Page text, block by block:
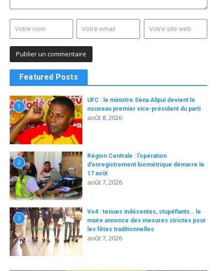
Featured Posts
1
UFC : le ministre Sèna Alipui devient le
nouveau premier vice-président du parti
août 8, 2026
2
Région Centrale : l’opération
d’enregistrement biométrique démarre le
17 août
août 7, 2026
3
Vo4 : tenues indécentes, stupéfiants… le
maire annonce des mesures strictes pour
les fêtes traditionnelles
août 7, 2026